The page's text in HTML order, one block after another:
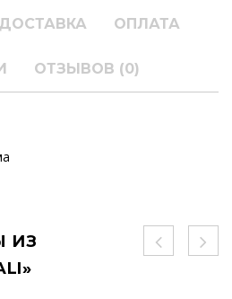
ДОСТАВКА ОПЛАТА
ОТЗЫВОВ (0)
ИЗ